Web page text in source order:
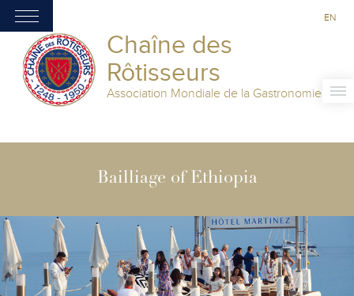
Chaîne des
Rôtisseurs
Association Mondiale de la Gastronomie
EN
Bailliage of Ethiopia